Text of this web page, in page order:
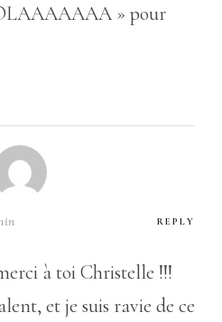
» pour
REPLY
à toi Christelle !!!
et je suis ravie de ce